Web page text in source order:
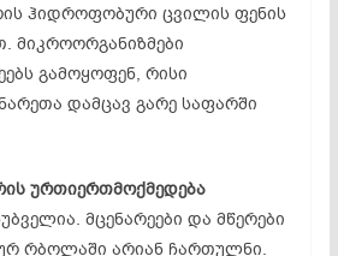
ჰიდროფობური ცვილის ფენის
მიკროორგანიზმები
გამოყოფენ, რისი
დამცავ გარე საფარში
ურთიერთმოქმედება
მცენარეები და მწერები
რბოლაში არიან ჩართულნი.